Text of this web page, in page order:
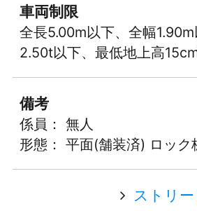
車両制限
全長5.00m以下、全幅
2.50t以下、最低地上高
備考
係員： 無人
形態： 平面(舗装済) ロック
ストリ